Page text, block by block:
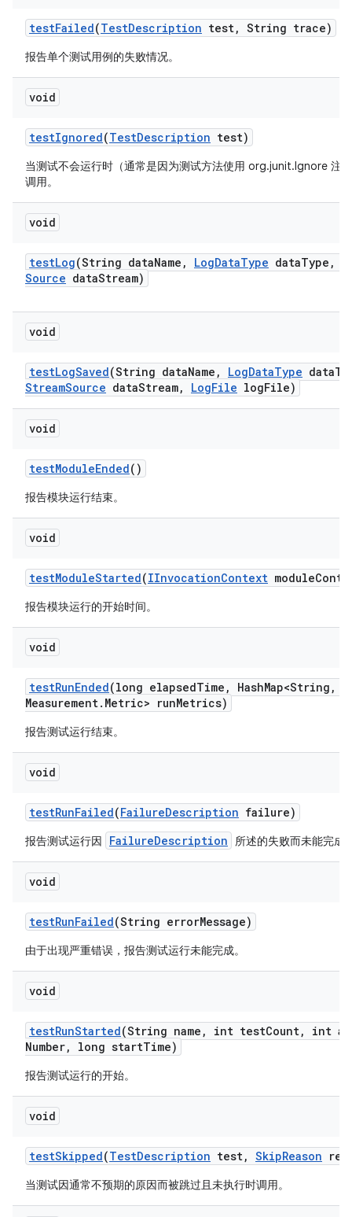
testFailed(TestDescription test, String trace)
报告单个测试用例的失败情况。
void
testIgnored(TestDescription test)
当测试不会运行时（通常是因为测试方法使用 org.junit.Ignore 注
调用。
void
testLog(String dataName , LogDataType dataType ,
Source dataStream)
void
testLogSaved(String dataName , LogDataType data
StreamSource dataStream, LogFile logFile)
void
testModuleEnded()
报告模块运行结束。
void
testModuleStarted(IInvocationContext module
报告模块运行的开始时间。
void
testRunEnded(long elapsedTime , HashMap<String ,
Measurement. Metric> runMetrics)
报告测试运行结束。
void
testRunFailed(FailureDescription failure)
报告测试运行因 FailureDescription 所述的失败而未能完成
void
testRunFailed(String errorMessage)
由于出现严重错误，报告测试运行未能完成。
void
testRunStarted(String name , int testCount,
int
Number, long startTime)
报告测试运行的开始。
void
testSkipped(TestDescription test, SkipReason
当测试因通常不预期的原因而被跳过且未执行时调用。